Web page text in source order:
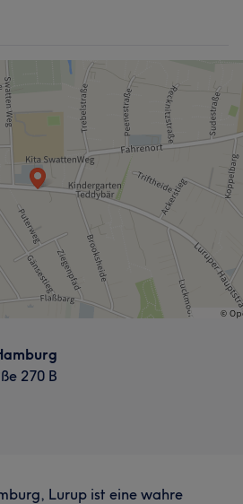
270 B
Lurup ist eine wahre